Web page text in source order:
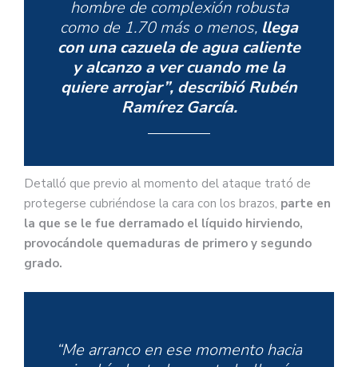
hombre de complexión robusta
como de 1.70 más o menos, llega
con una cazuela de agua caliente
y alcanzo a ver cuando me la
quiere arrojar”, describió Rubén
Ramírez García.
Detalló que previo al momento del ataque trató de
protegerse cubriéndose la cara con los brazos, parte en
la que se le fue derramado el líquido hirviendo,
provocándole quemaduras de primero y segundo
grado.
“Me arranco en ese momento hacia